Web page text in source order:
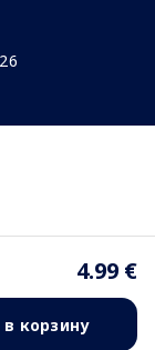
4.99 €
корзину